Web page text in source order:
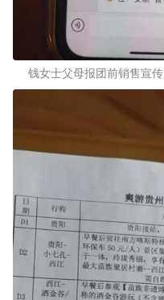
钱女士父母报团前销售宣